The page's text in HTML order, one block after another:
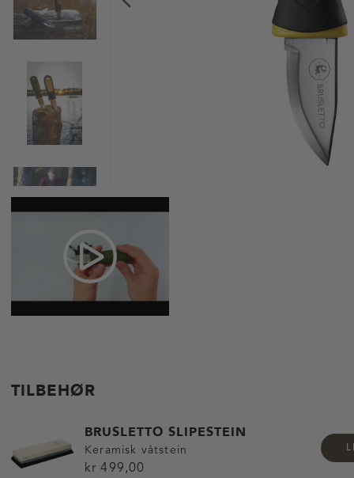
TILBEHØR
BRUSLETTO SLIPESTEIN
Keramisk våtstein
kr 499,00